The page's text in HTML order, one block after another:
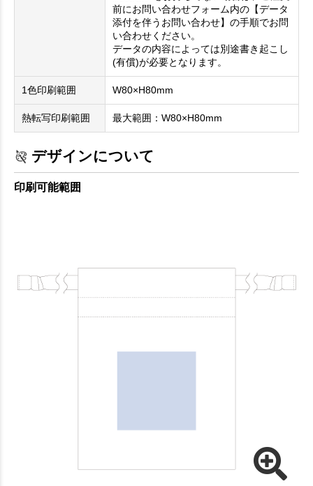
前にお問い合わせフォーム内の【データ
添付を伴うお問い合わせ】の手順でお問
い合わせください。
データの内容によっては別途書き起こし
(有償)が必要となります。
1色印刷範囲 W80×H80mm
熱転写印刷範囲 最大範囲：W80×H80mm
デザインについて
印刷可能範囲